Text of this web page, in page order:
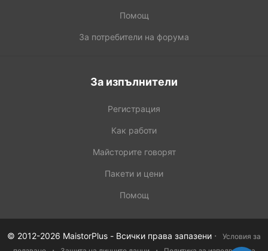
Помощ
За потребители на форума
За изпълнители
Регистрация
Как работи
Майсторите говорят
Пакети и цени
Помощ
© 2012-2026 MaistorPlus - Всички права запазени ·
Условия за